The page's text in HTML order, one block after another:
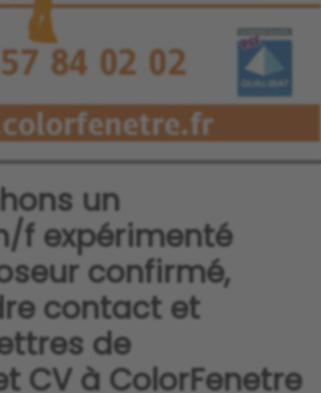
un
f expérimenté
confirmé,
contact et
de
CV à ColorFenetre